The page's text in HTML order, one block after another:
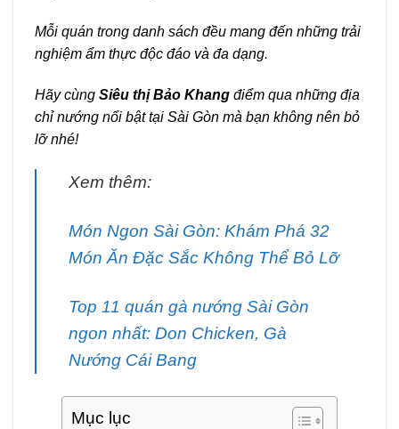
Mỗi quán trong danh sách đều mang đến những trải
nghiệm ẩm thực độc đáo và đa dạng.
Hãy cùng Siêu thị Bảo Khang điểm qua những địa
chỉ nướng nổi bật tại Sài Gòn mà bạn không nên bỏ
lỡ nhé!
Xem thêm:
Món Ngon Sài Gòn: Khám Phá 32
Món Ăn Đặc Sắc Không Thể Bỏ Lỡ
Top 11 quán gà nướng Sài Gòn
ngon nhất: Don Chicken, Gà
Nướng Cái Bang
Mục lục